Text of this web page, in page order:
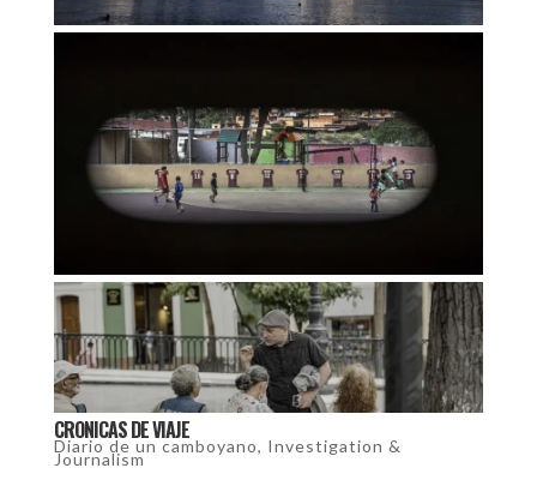
CRONICAS DE VIAJE
Diario de un camboyano, Investigation &
Journalism